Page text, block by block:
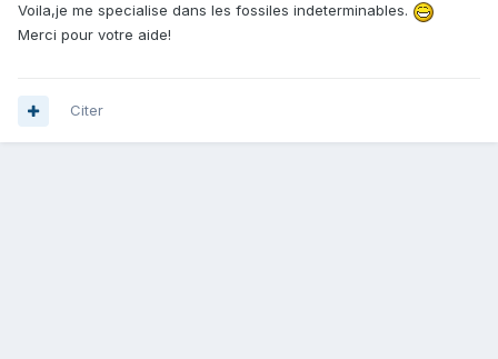
Voila,je me specialise dans les fossiles indeterminables.
Merci pour votre aide!
Citer